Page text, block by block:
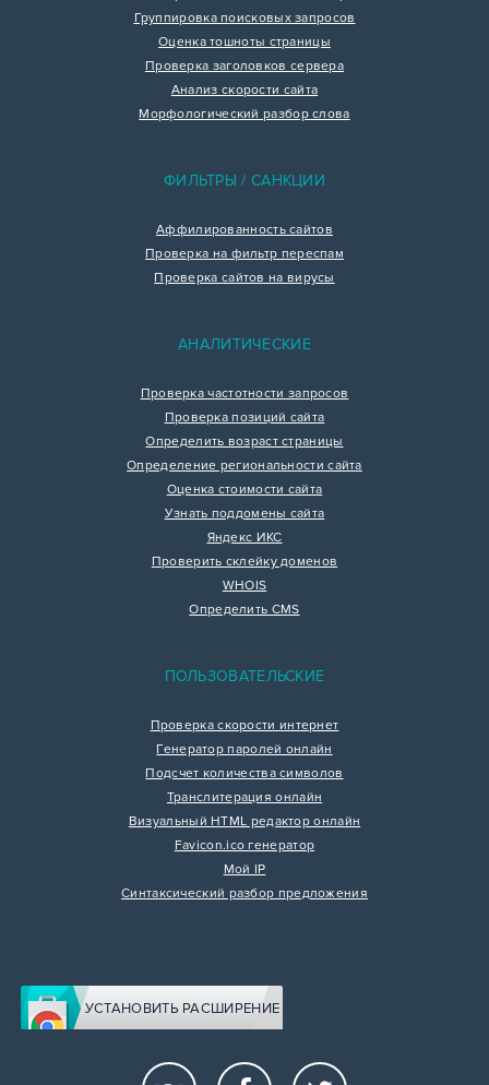
Группировка поисковых запросов
Оценка тошноты страницы
Проверка заголовков сервера
Анализ скорости сайта
Морфологический разбор слова
ФИЛЬТРЫ / САНКЦИИ
Аффилированность сайтов
Проверка на фильтр переспам
Проверка сайтов на вирусы
АНАЛИТИЧЕСКИЕ
Проверка частотности запросов
Проверка позиций сайта
Определить возраст страницы
Определение региональности сайта
Оценка стоимости сайта
Узнать поддомены сайта
Яндекс ИКС
Проверить склейку доменов
WHOIS
Определить CMS
ПОЛЬЗОВАТЕЛЬСКИЕ
Проверка скорости интернет
Генератор паролей онлайн
Подсчет количества символов
Транслитерация онлайн
Визуальный HTML редактор онлайн
Favicon.ico генератор
Мой IP
Синтаксический разбор предложения
УСТАНОВИТЬ РАСШИРЕНИЕ